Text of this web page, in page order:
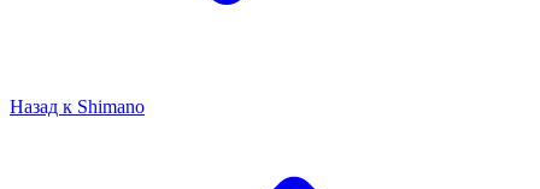
Назад к Shimano